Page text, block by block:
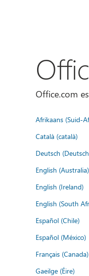
Office.com
Afrikaans (Suid-
Català (català)
Deutsch
English (Australia)
English (Ireland)
English (South
Español (Chile)
Español (México)
Français (Canada)
Gaeilge (Éire)